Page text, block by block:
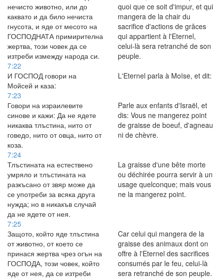
нечисто животно, или до
каквато и да било нечиста
гнусота, и яде от месото на
ГОСПОДНАТА примирителна
жертва, този човек да се
изтреби измежду народа си.
quoi que ce soit d'impur, et qui
mangera de la chair du
sacrifice d'actions de grâces
qui appartient à l'Eternel,
celui-là sera retranché de son
peuple.
7:22
И ГОСПОД говори на
Мойсей и каза:
L'Eternel parla à Moïse, et dit:
7:23
Говори на израилевите
синове и кажи: Да не ядете
никаква тлъстина, нито от
говедо, нито от овца, нито от
коза.
Parle aux enfants d'Israël, et
dis: Vous ne mangerez point
de graisse de boeuf, d'agneau
ni de chèvre.
7:24
Тлъстината на естествено
умряло и тлъстината на
разкъсано от звяр може да
се употреби за всяка друга
нужда; но в никакъв случай
да не ядете от нея.
La graisse d'une bête morte
ou déchirée pourra servir à un
usage quelconque; mais vous
ne la mangerez point.
7:25
Защото, който яде тлъстина
от животно, от което се
принася жертва чрез огън на
ГОСПОДА, този човек, който
яде от нея, да се изтреби
Car celui qui mangera de la
graisse des animaux dont on
offre à l'Eternel des sacrifices
consumés par le feu, celui-là
sera retranché de son peuple.